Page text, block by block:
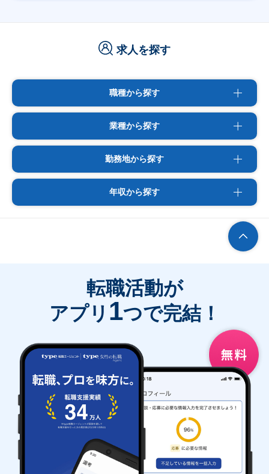
求人を探す
職種から探す
業種から探す
勤務地から探す
年収から探す
転職活動が
アプリ 1つで完結！